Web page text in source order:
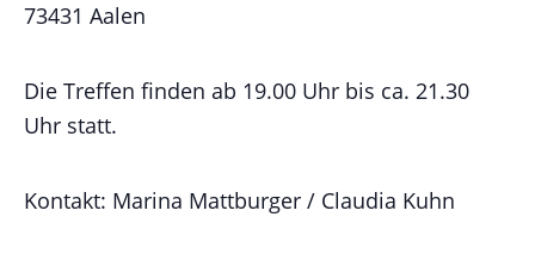
73431 Aalen
Die Treffen finden ab 19.00 Uhr bis ca. 21.30
Uhr statt.
Kontakt: Marina Mattburger / Claudia Kuhn